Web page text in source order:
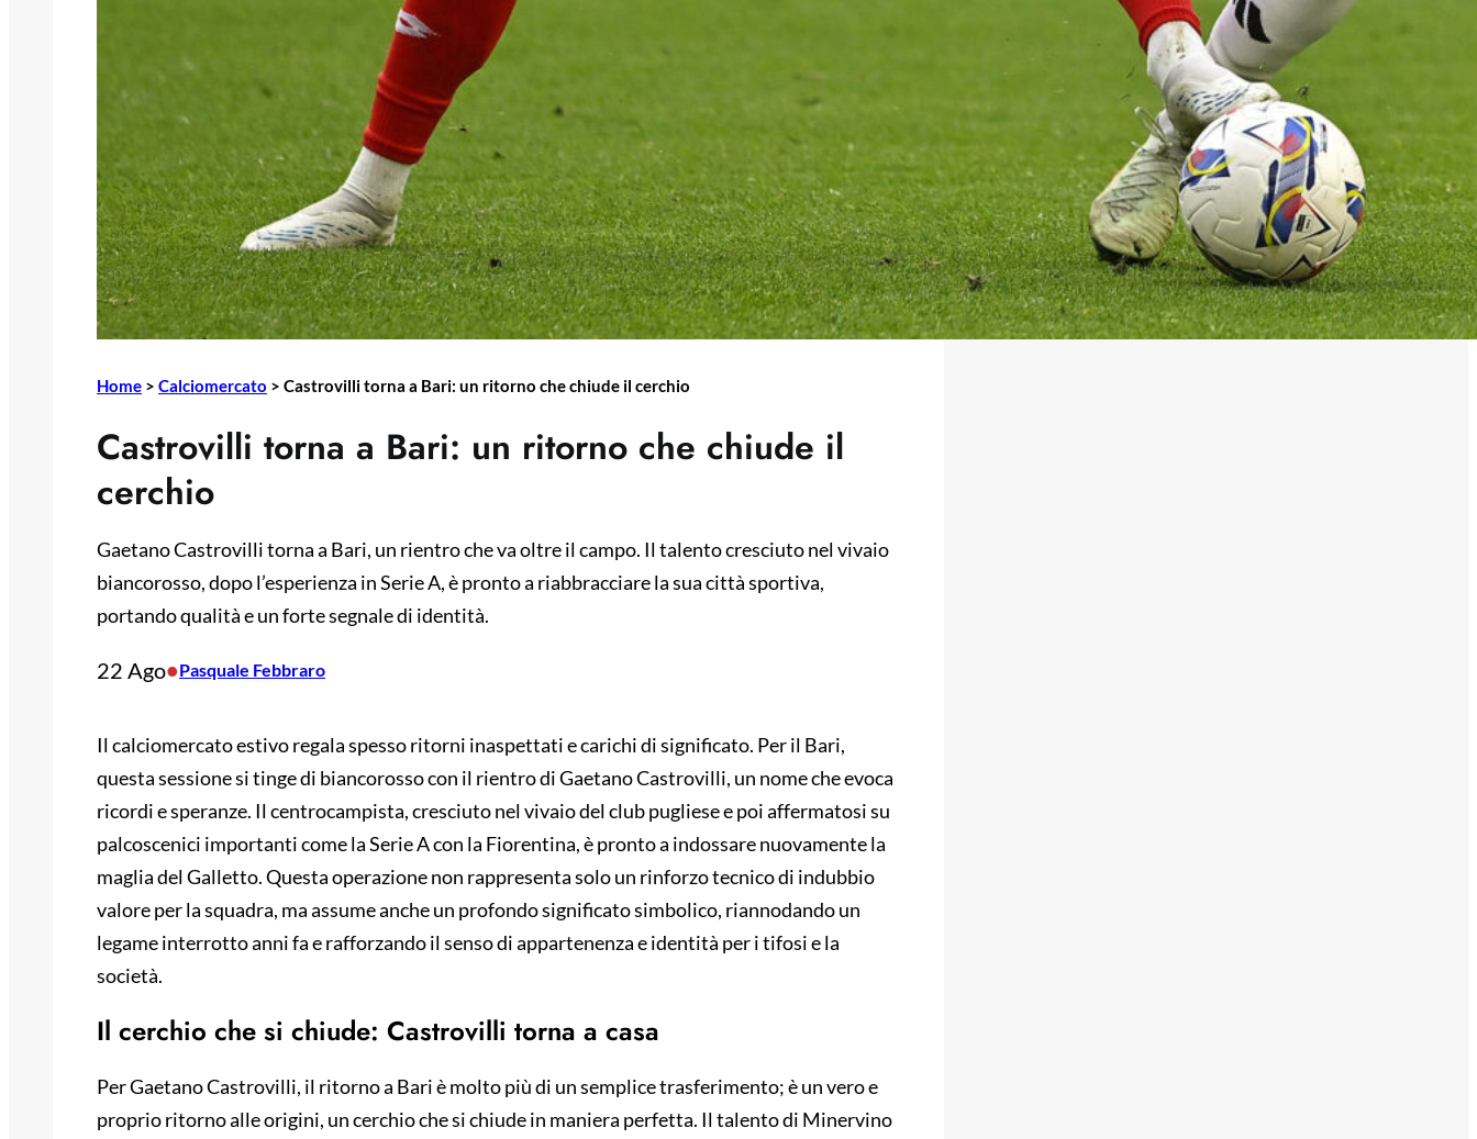
Home > Calciomercato > Castrovilli torna a Bari: un ritorno che chiude il cerchio
Castrovilli torna a Bari: un ritorno che chiude il
cerchio
Gaetano Castrovilli torna a Bari, un rientro che va oltre il campo. Il talento cresciuto nel vivaio
biancorosso, dopo l’esperienza in Serie A, è pronto a riabbracciare la sua città sportiva,
portando qualità e un forte segnale di identità.
22 Ago•Pasquale Febbraro
Il calciomercato estivo regala spesso ritorni inaspettati e carichi di significato. Per il Bari,
questa sessione si tinge di biancorosso con il rientro di Gaetano Castrovilli, un nome che evoca
ricordi e speranze. Il centrocampista, cresciuto nel vivaio del club pugliese e poi affermatosi su
palcoscenici importanti come la Serie A con la Fiorentina, è pronto a indossare nuovamente la
maglia del Galletto. Questa operazione non rappresenta solo un rinforzo tecnico di indubbio
valore per la squadra, ma assume anche un profondo significato simbolico, riannodando un
legame interrotto anni fa e rafforzando il senso di appartenenza e identità per i tifosi e la
società.
Il cerchio che si chiude: Castrovilli torna a casa
Per Gaetano Castrovilli, il ritorno a Bari è molto più di un semplice trasferimento; è un vero e
proprio ritorno alle origini, un cerchio che si chiude in maniera perfetta. Il talento di Minervino